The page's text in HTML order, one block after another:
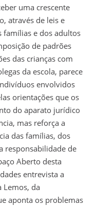
uma crescente
através de leis e
famílias e dos adultos
de padrões
das crianças com
da escola, parece
envolvidos
orientações que os
do aparato jurídico
mas reforça a
das famílias, dos
responsabilidade de
Aberto desta
entrevista a
Lemos, da
aponta os problemas